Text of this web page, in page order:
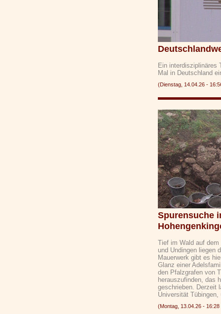
Ein interdisziplinäres
Mal in Deutschland
(Dienstag, 14.04.26 -
Spurensuche
Tief im Wald auf dem
und Undingen liegen
Mauerwerk gibt es
Glanz einer
den Pfalzgrafen von
herauszufinden, das
geschrieben. Derzeit
Universität
(Montag, 13.04.26 -